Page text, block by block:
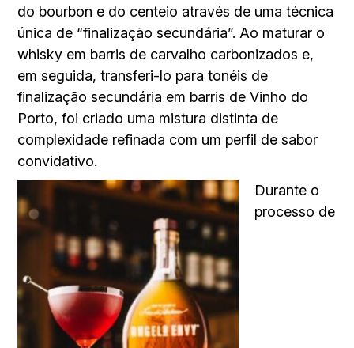
do bourbon e do centeio através de uma técnica
única de “finalização secundária”. Ao maturar o
whisky em barris de carvalho carbonizados e,
em seguida, transferi-lo para tonéis de
finalização secundária em barris de Vinho do
Porto, foi criado uma mistura distinta de
complexidade refinada com um perfil de sabor
convidativo.
Durante o
processo de